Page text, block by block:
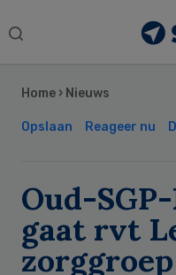
Search
Home › Nieuws
Opslaan Reageer nu
Oud-
gaat rvt
Sidebar